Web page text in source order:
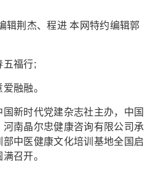
辑荆杰、程进 本网特约编辑郭
五福行;
融融。
新时代党建杂志社主办，中国
南晶尔忠健康咨询有限公司承
中医健康文化培训基地全国启
召开。